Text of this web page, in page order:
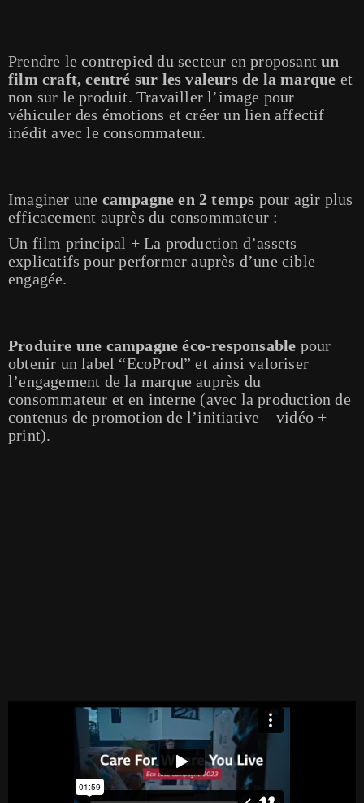
Prendre le contrepied du secteur en proposantun
film craft, centré sur les valeurs de la marque et
non sur le produit. Travailler l’image pour
véhiculer des émotions et créer un lien affectif
inédit avec le consommateur.
Imaginer une campagne en 2 temps pour agir plus
efficacement auprès du consommateur :
Un film principal + La production d’assets
explicatifs pour performer auprès d’une cible
engagée.
Produire une campagne éco-responsable pour
obtenir un label “EcoProd” et ainsi valoriser
l’engagement de la marque auprès du
consommateur et en interne (avec la production de
contenus de promotion de l’initiative – vidéo +
print).